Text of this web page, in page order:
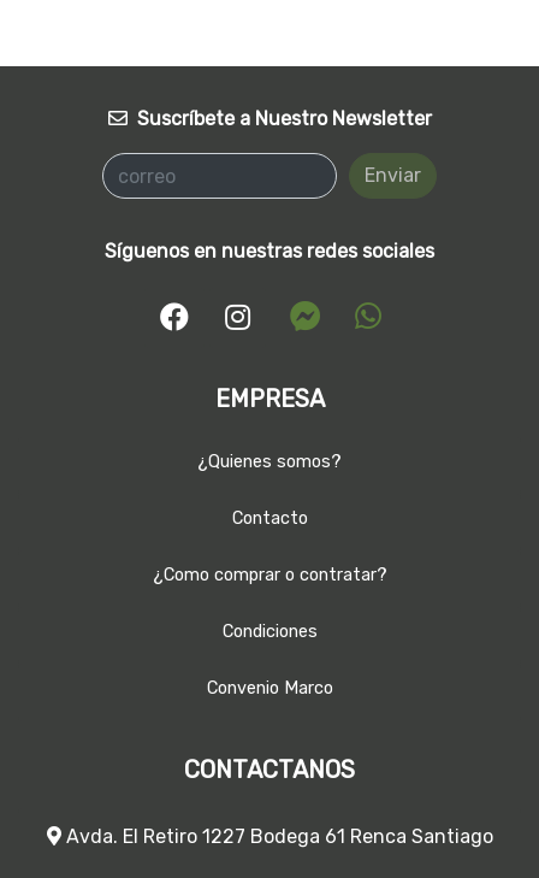
Suscríbete a Nuestro Newsletter
Enviar
Síguenos en nuestras redes sociales
EMPRESA
¿Quienes somos?
Contacto
¿Como comprar o contratar?
Condiciones
Convenio Marco
CONTACTANOS
Avda. El Retiro 1227 Bodega 61 Renca Santiago